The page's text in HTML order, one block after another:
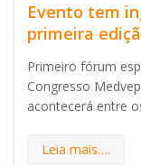
Evento tem
primeira
Primeiro fórum
Congresso
acontecerá entre
Leia mais….